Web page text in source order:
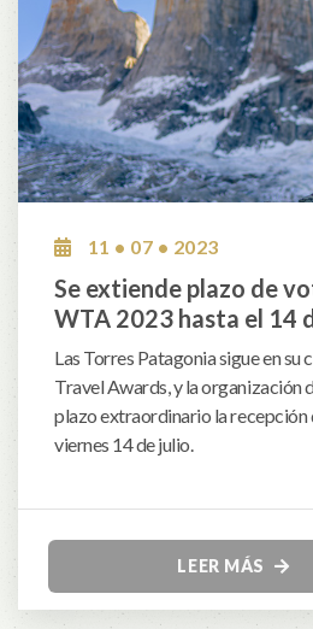
11 • 07 • 2023
Se extiende plazo de
WTA 2023 hasta el 14
Las Torres Patagonia sigue en
Travel Awards, y la organización
plazo extraordinario la recepción
viernes 14 de julio.
LEER MÁS